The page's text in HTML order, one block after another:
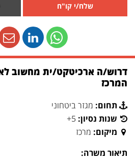
שלח/י קו"ח
דרוש/ה ארכיטקט/ית מחשוב
המרכז
תחום: מגזר ביטחוני
שנות נסיון: 5+
מיקום: מרכז
תיאור משרה: